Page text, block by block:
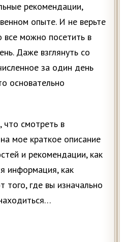
рекомендации,
опыте. И не верьте
все можно посетить в
Даже взглянуть со
за один день
основательно
что смотреть в
мое краткое описание
и рекомендации, как
информация, как
того, где вы изначально